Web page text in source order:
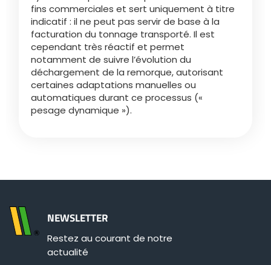
MyJOSKIN
Magyar
Български
Eesti keel
Česká republika
fins commerciales et sert uniquement à titre
indicatif : il ne peut pas servir de base à la
facturation du tonnage transporté. Il est
cependant très réactif et permet
notamment de suivre l’évolution du
déchargement de la remorque, autorisant
certaines adaptations manuelles ou
automatiques durant ce processus («
pesage dynamique »).
NEWSLETTER
Restez au courant de notre
actualité